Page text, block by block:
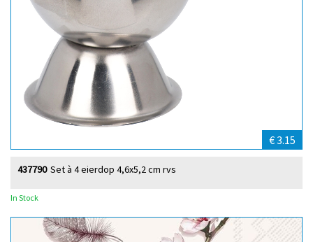
€ 3.15
Set à 4 eierdop 4,6x5,2 cm rvs
437790
In Stock